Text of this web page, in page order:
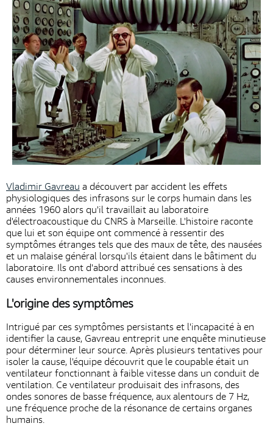
Vladimir Gavreau a découvert par accident les effets
physiologiques des infrasons sur le corps humain dans les
années 1960 alors qu'il travaillait au laboratoire
d'électroacoustique du CNRS à Marseille. L'histoire raconte
que lui et son équipe ont commencé à ressentir des
symptômes étranges tels que des maux de tête, des nausées
et un malaise général lorsqu'ils étaient dans le bâtiment du
laboratoire. Ils ont d'abord attribué ces sensations à des
causes environnementales inconnues.
L'origine des symptômes
Intrigué par ces symptômes persistants et l'incapacité à en
identifier la cause, Gavreau entreprit une enquête minutieuse
pour déterminer leur source. Après plusieurs tentatives pour
isoler la cause, l'équipe découvrit que le coupable était un
ventilateur fonctionnant à faible vitesse dans un conduit de
ventilation. Ce ventilateur produisait des infrasons, des
ondes sonores de basse fréquence, aux alentours de 7 Hz,
une fréquence proche de la résonance de certains organes
humains.